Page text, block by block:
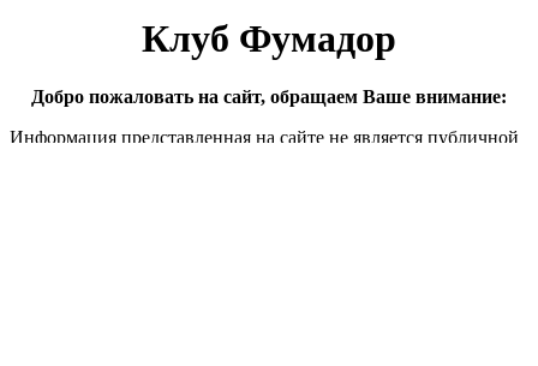
Клуб Фумадор
Добро пожаловать на сайт, обращаем Ваше внимание:
Информация представленная на сайте не является публичной